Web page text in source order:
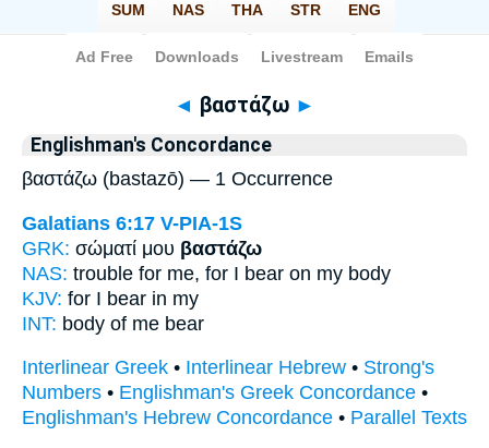
Bible>Strong's > Greek
◄ βαστάζω ►
Englishman's Concordance
βαστάζω (bastazō) — 1 Occurrence
Galatians 6:17 V-PIA-1S
GRK: σώματί μου βαστάζω
NAS: trouble for me, for I bear on my body
KJV: for I bear in my
INT: body of me bear
Interlinear Greek • Interlinear Hebrew • Strong's
Numbers • Englishman's Greek Concordance •
Englishman's Hebrew Concordance • Parallel Texts